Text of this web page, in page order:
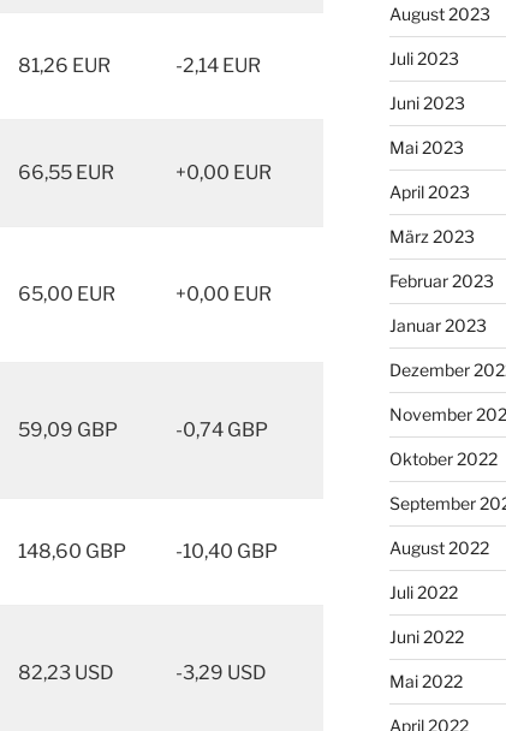
81,26 EUR -2,14 EUR
66,55 EUR +0,00 EUR
65,00 EUR +0,00 EUR
59,09 GBP -0,74 GBP
148,60 GBP -10,40 GBP
82,23 USD -3,29 USD
August 2023
Juli 2023
Juni 2023
Mai 2023
April 2023
März 2023
Februar 2023
Januar 2023
Dezember
November
Oktober 2022
September
August 2022
Juli 2022
Juni 2022
Mai 2022
April 2022